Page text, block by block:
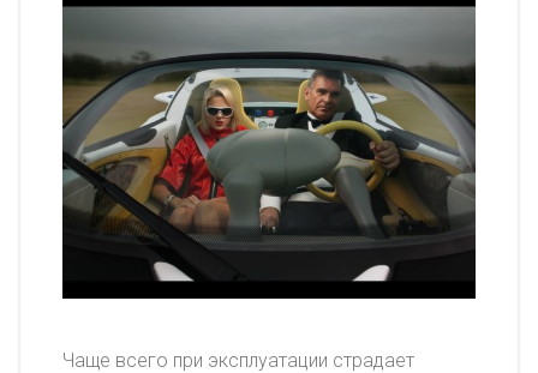
Чаще всего при эксплуатации страдает